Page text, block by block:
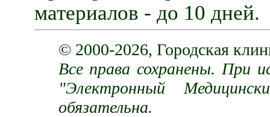
материалов - до 10 дней.
© 2000-2026, Городская
Все права сохранены. При
"Электронный
обязательна.